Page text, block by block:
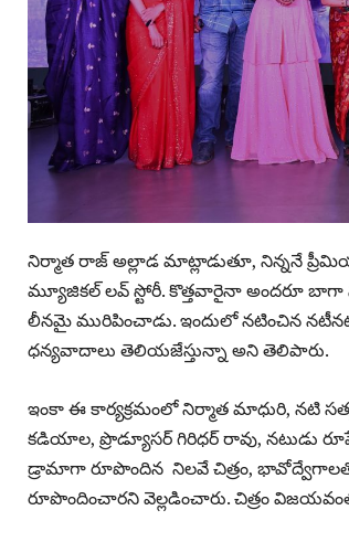
నిర్మాత రాజ్ అల్లాడ మాట్లాడుతూ, నిన్ననే
మ్యూజికల్ లవ్ స్టోరీ. కొత్తవారైనా అందరూ
లీనమై మురిపించాడు. ఇందులో నటించిన
ధన్యవాదాలు తెలియజేస్తున్నా అని తెలిపారు.
ఇంకా ఈ కార్యక్రమంలో నిర్మాత మాధురి, నటి
కడియాల, ప్రొడ్యూసర్ గిరిధర్ రావు, నటుడు
డ్రామాగా రూపొందిన నిలవే చిత్రం, భావోద్వేగాలతో
రూపొందించారని వెల్లడించారు. చిత్రం